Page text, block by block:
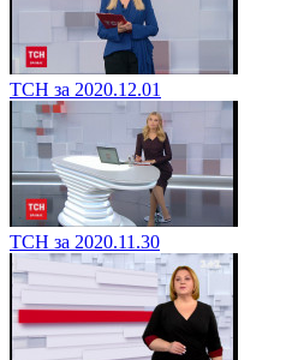
ТСН за 2020.12.01
ТСН за 2020.11.30